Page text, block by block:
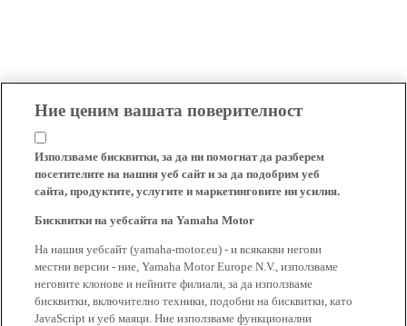
Ние ценим вашата поверителност
Използваме бисквитки, за да ни помогнат да разберем
посетителите на нашия уеб сайт и за да подобрим уеб
сайта, продуктите, услугите и маркетинговите ни усилия.
Бисквитки на уебсайта на Yamaha Motor
На нашия уебсайт (yamaha-motor.eu) - и всякакви негови
местни версии - ние, Yamaha Motor Europe N.V., използваме
неговите клонове и нейните филиали, за да използваме
бисквитки, включително техники, подобни на бисквитки, като
JavaScript и уеб маяци. Ние използваме функционални